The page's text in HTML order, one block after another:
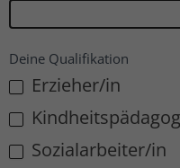
Deine Qualifikation
Erzieher/in
Sozialarbeiter/in